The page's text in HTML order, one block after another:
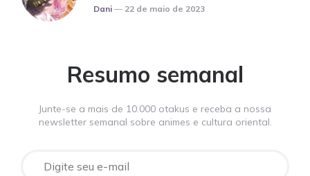
Posted
Dani 22 de maio de 2023
Resumo semanal
Junte-se a mais de 10.000 otakus e receba a nossa
newsletter semanal sobre animes e cultura oriental.